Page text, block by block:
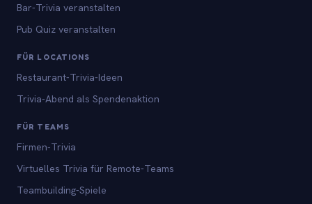
Bar-Trivia veranstalten
Pub Quiz veranstalten
FÜR LOCATIONS
Restaurant-Trivia-Ideen
Trivia-Abend als Spendenaktion
FÜR TEAMS
Firmen-Trivia
Virtuelles Trivia für Remote-Teams
Teambuilding-Spiele